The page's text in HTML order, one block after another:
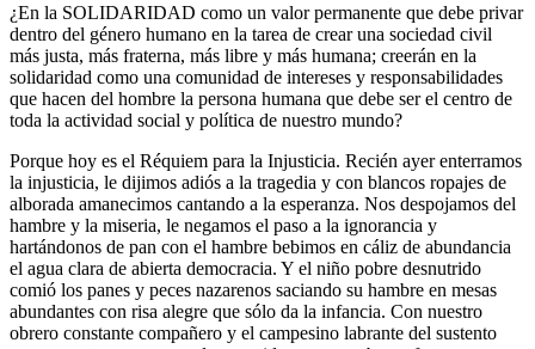
¿En la SOLIDARIDAD como un valor permanente que debe privar
dentro del género humano en la tarea de crear una sociedad civil
más justa, más fraterna, más libre y más humana; creerán en la
solidaridad como una comunidad de intereses y responsabilidades
que hacen del hombre la persona humana que debe ser el centro de
toda la actividad social y política de nuestro mundo?
Porque hoy es el Réquiem para la Injusticia. Recién ayer enterramos
la injusticia, le dijimos adiós a la tragedia y con blancos ropajes de
alborada amanecimos cantando a la esperanza. Nos despojamos del
hambre y la miseria, le negamos el paso a la ignorancia y
hartándonos de pan con el hambre bebimos en cáliz de abundancia
el agua clara de abierta democracia. Y el niño pobre desnutrido
comió los panes y peces nazarenos saciando su hambre en mesas
abundantes con risa alegre que sólo da la infancia. Con nuestro
obrero constante compañero y el campesino labrante del sustento